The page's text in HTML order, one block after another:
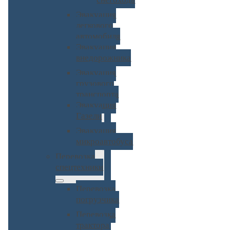
Эвакуация
легкового
автомобиля
Эвакуация
внедорожника
Эвакуация
грузового
транспорта
Эвакуация
Газели
Эвакуация
микроавтобуса
Перевозка
спецтехники
Перевозка
погрузчика
Перевозка
трактора